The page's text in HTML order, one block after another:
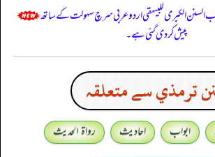
السنن الكبرى للبيهقي اردو عربی سرچ سہولت کے ساتھ
پیش کر دی گئی ہے۔
ترمذي سے متعلقہ
ابواب احادیث
رواۃ الحدیث